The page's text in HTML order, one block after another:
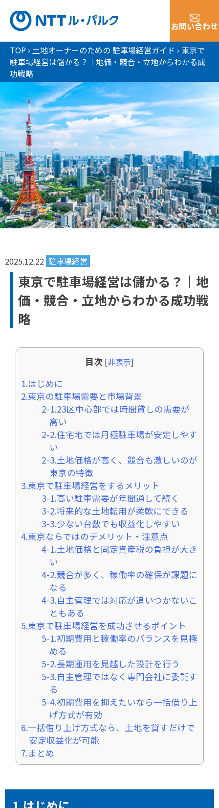
お問い合わせ
TOP › 土地オーナーのための 駐車場経営ガイド › 東京で
駐車場経営は儲かる？｜地価・競合・立地からわかる成
功戦略
2025.12.22 駐車場経営
東京で駐車場経営は儲かる？｜地
価・競合・立地からわかる成功戦
略
目次 [非表示]
1.はじめに
2.東京の駐車場需要と市場背景
2-1.23区中心部では時間貸しの需要が
高い
2-2.住宅地では月極駐車場が安定しやす
い
2-3.土地価格が高く、競合も激しいのが
東京の特徴
3.東京で駐車場経営をするメリット
3-1.高い駐車需要が年間通して続く
3-2.将来的な土地転用が柔軟にできる
3-3.少ない台数でも収益化しやすい
4.東京ならではのデメリット・注意点
4-1.土地価格と固定資産税の負担が大き
い
4-2.競合が多く、稼働率の確保が課題に
なる
4-3.自主管理では対応が追いつかないこ
ともある
5.東京で駐車場経営を成功させるポイント
5-1.初期費用と稼働率のバランスを見極
める
5-2.長期運用を見越した設計を行う
5-3.自主管理ではなく専門会社に委託す
る
5-4.初期費用を抑えたいなら一括借り上
げ方式が有効
6.一括借り上げ方式なら、土地を貸すだけで
安定収益化が可能
7.まとめ